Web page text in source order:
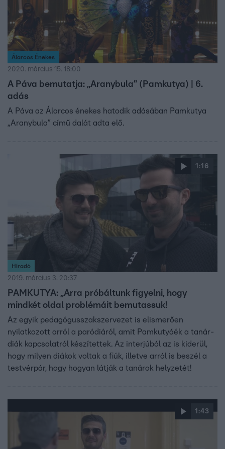
Álarcos Énekes
2020. március 15. 18:00
A Páva bemutatja: „Aranybula” (Pamkutya) | 6.
adás
A Páva az Álarcos énekes hatodik adásában Pamkutya
„Aranybula” című dalát adta elő.
1:16
Híradó
2019. március 3. 20:37
PAMKUTYA: „Arra próbáltunk figyelni, hogy
mindkét oldal problémáit bemutassuk!
Az egyik pedagógusszakszervezet is elismerően
nyilatkozott arról a paródiáról, amit Pamkutyáék a tanár-
diák kapcsolatról készítettek. Az interjúból az is kiderül,
hogy milyen diákok voltak a fiúk, illetve arról is beszél a
testvérpár, hogy hogyan látják a tanárok helyzetét!
1:43